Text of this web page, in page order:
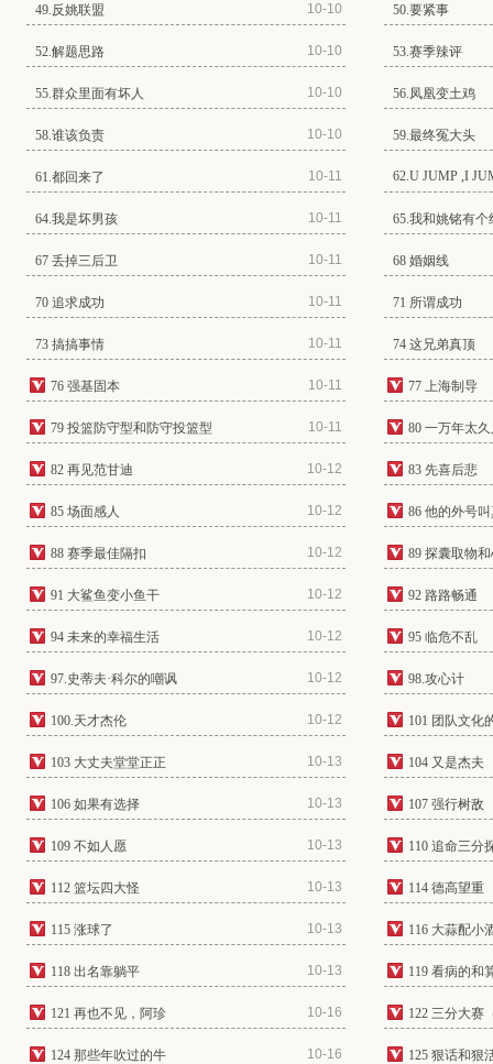
49.反姚联盟 10-10 50.要紧事
52.解题思路 10-10 53.赛季辣评
55.群众里面有坏人 10-10 56.凤凰变土鸡
58.谁该负责 10-10 59.最终冤大头
61.都回来了 10-11 62.U JUMP ,I
64.我是坏男孩 10-11 65.我和姚铭有个
67 丢掉三后卫 10-11 68 婚姻线
70 追求成功 10-11 71 所谓成功
73 搞搞事情 10-11 74 这兄弟真顶
76 强基固本 10-11 77 上海制导
79 投篮防守型和防守投篮型 10-11 80 一万年太
82 再见范甘迪 10-12 83 先喜后悲
85 场面感人 10-12 86 他的外号
88 赛季最佳隔扣 10-12 89 探囊取物
91 大鲨鱼变小鱼干 10-12 92 路路畅通
94 未来的幸福生活 10-12 95 临危不乱
97.史蒂夫·科尔的嘲讽 10-12 98.攻心计
100.天才杰伦 10-12 101 团队文化
103 大丈夫堂堂正正 10-13 104 又是杰夫
106 如果有选择 10-13 107 强行树敌
109 不如人愿 10-13 110 追命三分
112 篮坛四大怪 10-13 114 德高望重
115 涨球了 10-13 116 大蒜配小
118 出名靠躺平 10-13 119 看病的和
121 再也不见，阿珍 10-16 122 三分大赛
124 那些年吹过的牛 10-16 125 狠话和狠